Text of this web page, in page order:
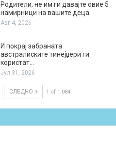
Родители, не им ги давајте овие 5
намирници на вашите деца
Авг 4, 2026
И покрај забраната
австралиските тинејџери ги
користат…
Јул 31, 2026
СЛЕДНО 1 of 1.084